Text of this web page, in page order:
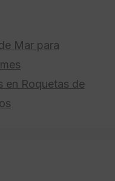
Mar para
en Roquetas de